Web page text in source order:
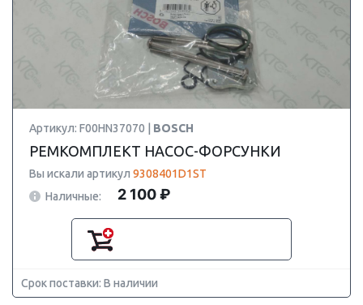
Артикул: F00HN37070 | BOSCH
РЕМКОМПЛЕКТ НАСОС-ФОРСУНКИ
Вы искали артикул 9308401D1ST
Наличные:
2 100 ₽
Срок поставки: В наличии